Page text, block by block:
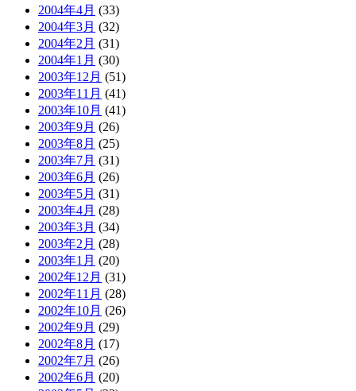
2004年4月 (33)
2004年3月 (32)
2004年2月 (31)
2004年1月 (30)
2003年12月 (51)
2003年11月 (41)
2003年10月 (41)
2003年9月 (26)
2003年8月 (25)
2003年7月 (31)
2003年6月 (26)
2003年5月 (31)
2003年4月 (28)
2003年3月 (34)
2003年2月 (28)
2003年1月 (20)
2002年12月 (31)
2002年11月 (28)
2002年10月 (26)
2002年9月 (29)
2002年8月 (17)
2002年7月 (26)
2002年6月 (20)